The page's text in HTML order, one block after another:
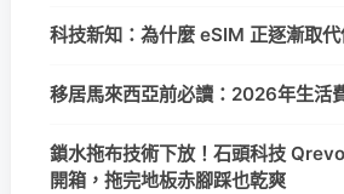
科技新知：為什麼 eSIM 正逐漸取
移居馬來西亞前必讀：2026年生活
鎖水拖布技術下放！石頭科技
開箱，拖完地板赤腳踩也乾爽